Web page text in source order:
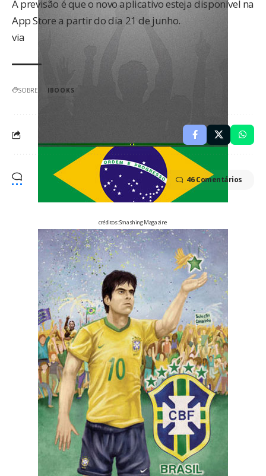
créditos:Smashing Magazine
A previsão é que o novo aplicativo esteja disponível na
App Store a partir do dia 21 de junho.
via
SOBRE: IBOOKS
46 Comentários